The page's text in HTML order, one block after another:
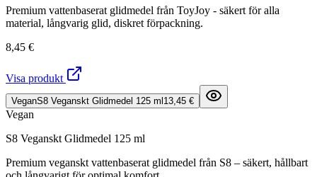
Premium vattenbaserat glidmedel från ToyJoy - säkert för alla
material, långvarig glid, diskret förpackning.
8,45 €
Visa produkt
VeganS8 Veganskt Glidmedel 125 ml 13,45 €
Vegan
S8 Veganskt Glidmedel 125 ml
Premium veganskt vattenbaserat glidmedel från S8 – säkert, hållbart